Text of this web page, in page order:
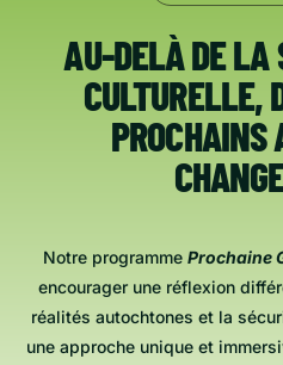
AU-DELÀ DE LA
CULTURELLE,
PROCHAINS
Notre programme Prochaine
encourager une réflexion
réalités autochtones et la
une approche unique et